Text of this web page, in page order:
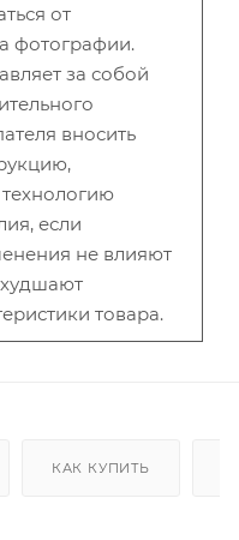
от
фотографии.
за собой
вносить
если
не влияют
товара.
КАК КУПИТЬ